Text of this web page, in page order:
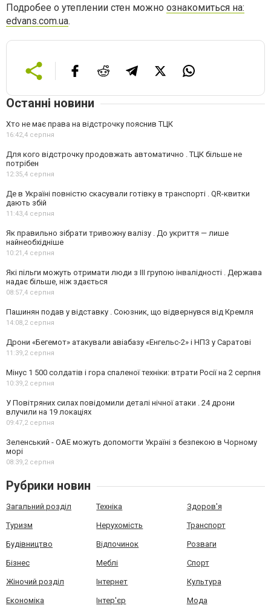
Подробее о утеплении стен можно ознакомиться на:
edvans.com.ua.
Останні новини
Хто не має права на відстрочку пояснив ТЦК
16:42,4 серпня
Для кого відстрочку продовжать автоматично . ТЦК більше не
потрібен
12:35,4 серпня
Де в Україні повністю скасували готівку в транспорті . QR-квитки
дають збій
11:43,4 серпня
Як правильно зібрати тривожну валізу . До укриття — лише
найнеобхідніше
10:21,4 серпня
Які пільги можуть отримати люди з III групою інвалідності . Держава
надає більше, ніж здається
08:57,4 серпня
Пашинян подав у відставку . Союзник, що відвернувся від Кремля
14:08,2 серпня
Дрони «Бегемот» атакували авіабазу «Енгельс-2» і НПЗ у Саратові
11:39,2 серпня
Мінус 1 500 солдатів і гора спаленої техніки: втрати Росії на 2 серпня
10:39,2 серпня
У Повітряних силах повідомили деталі нічної атаки . 24 дрони
влучили на 19 локаціях
09:47,2 серпня
Зеленський - ОАЕ можуть допомогти Україні з безпекою в Чорному
морі
08:39,2 серпня
Рубрики новин
Загальний розділ Техніка Здоров'я
Туризм Нерухомість Транспорт
Будівництво Відпочинок Розваги
Бізнес Меблі Спорт
Жіночий розділ Інтернет Культура
Економіка Інтер'єр Мода